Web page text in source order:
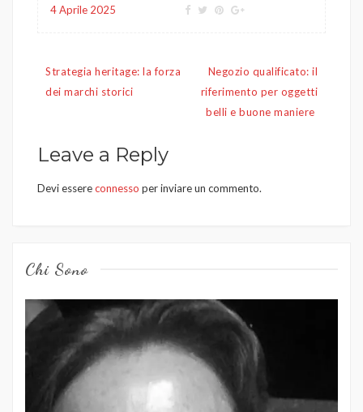
4 Aprile 2025
Navigazione
articoli
Strategia heritage: la forza
dei marchi storici
Negozio qualificato: il
riferimento per oggetti
belli e buone maniere
Leave a Reply
Devi essereconnesso per inviare un commento.
Chi Sono